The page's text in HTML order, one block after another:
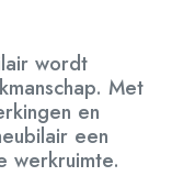
wordt
Met
en
een
werkruimte.